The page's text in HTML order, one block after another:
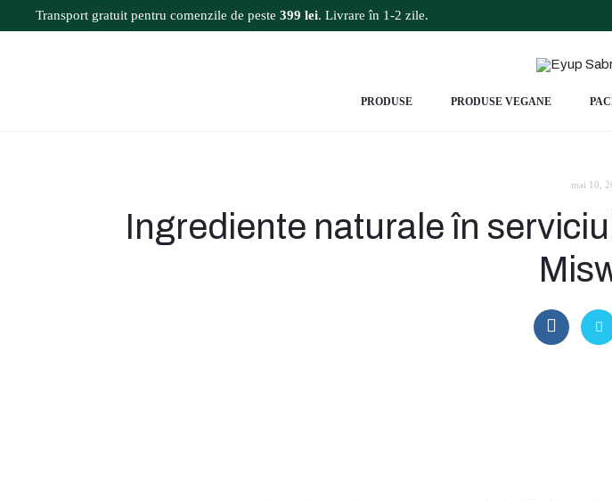
Transport gratuit pentru comenzile de peste 399 lei. Livrare în 1-2 zile.
PRODUSE PRODUSE VEGANE
mai 10,
Ingrediente naturale în